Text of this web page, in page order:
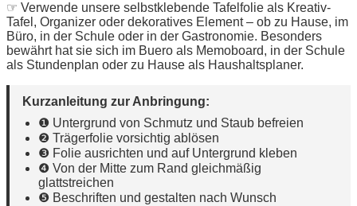
☞ Verwende unsere selbstklebende Tafelfolie als Kreativ-
Tafel, Organizer oder dekoratives Element – ob zu Hause, im
Büro, in der Schule oder in der Gastronomie. Besonders
bewährt hat sie sich im Buero als Memoboard, in der Schule
als Stundenplan oder zu Hause als Haushaltsplaner.
Kurzanleitung zur Anbringung:
❶ Untergrund von Schmutz und Staub befreien
❷ Trägerfolie vorsichtig ablösen
❸ Folie ausrichten und auf Untergrund kleben
❹ Von der Mitte zum Rand gleichmäßig
glattstreichen
❺ Beschriften und gestalten nach Wunsch